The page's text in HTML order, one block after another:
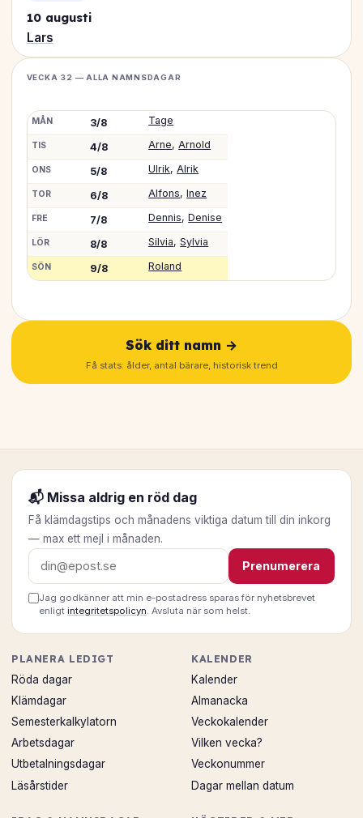
10 augusti
Lars
VECKA 32 — ALLA NAMNSDAGAR
MÅN 3/8 Tage
TIS 4/8 Arne, Arnold
ONS 5/8 Ulrik, Alrik
TOR 6/8 Alfons,Inez
FRE 7/8 Dennis,Denise
LÖR 8/8 Silvia,Sylvia
SÖN 9/8 Roland
Sök ditt namn →
Få stats: ålder, antal bärare, historisk trend
📬 Missa aldrig en röd dag
Få klämdagstips och månadens viktiga datum till din inkorg
— max ett mejl i månaden.
E-postadress Prenumerera
Jag godkänner att min e-postadress sparas för nyhetsbrevet
enligt integritetspolicyn . Avsluta när som helst.
PLANERA LEDIGT
Röda dagar
Klämdagar
Semesterkalkylatorn
Arbetsdagar
Utbetalningsdagar
Läsårstider
KALENDER
Kalender
Almanacka
Veckokalender
Vilken vecka?
Veckonummer
Dagar mellan datum